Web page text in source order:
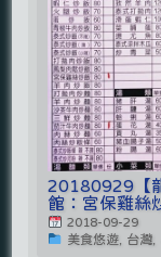
20180929【
館：宮保雞絲
2018-09-29
美食悠遊, 台灣,